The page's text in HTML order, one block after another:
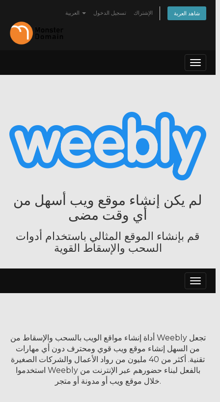
تسجيل الدخول الإشتراك شاهد العربة
Toggle
لم يكن إنشاء موقع ويب أسهل من
أي وقت مضى
قم بإنشاء الموقع المثالي باستخدام أدوات
السحب والإسقاط القوية
تبديل
التنقل
أداة إنشاء مواقع الويب بالسحب والإسقاط من Weebly تجعل
من السهل إنشاء موقع ويب قوي ومحترف دون أي مهارات
تقنية. أكثر من 40 مليون من رواد الأعمال والشركات الصغيرة
استخدموا Weebly بالفعل لبناء حضورهم عبر الإنترنت من
خلال موقع ويب أو مدونة أو متجر.